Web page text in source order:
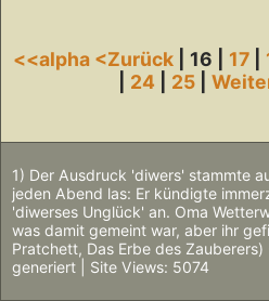
<<alpha <Zurück | 16 | 17|
24 25 |
1) Der Ausdruck 'diwers' stammte
jeden Abend las: Er kündigte
'diwerses Unglück' an. Oma
was damit gemeint war, aber ihr
Pratchett, Das Erbe des
generiert | Site Views: 5074